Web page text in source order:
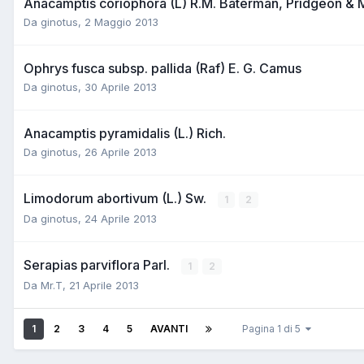
Da ginotus, 2 Maggio 2013
Ophrys fusca subsp. pallida (Raf) E. G. Camus
Da ginotus, 30 Aprile 2013
Anacamptis pyramidalis (L.) Rich.
Da ginotus, 26 Aprile 2013
Limodorum abortivum (L.) Sw. 1 2
Da ginotus, 24 Aprile 2013
Serapias parviflora Parl. 1 2
Da Mr.T, 21 Aprile 2013
1 2 3 4 5 AVANTI Pagina 1 di 5